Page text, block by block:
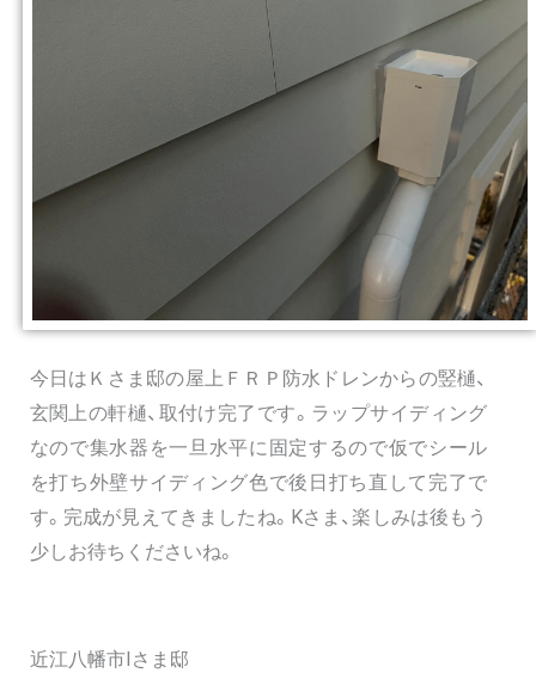
今日はＫさま邸の屋上ＦＲＰ防水ドレンからの竪樋、
玄関上の軒樋、取付け完了です。ラップサイディング
なので集水器を一旦水平に固定するので仮でシール
を打ち外壁サイディング色で後日打ち直して完了で
す。完成が見えてきましたね。Kさま 、楽しみは後もう
少しお待ちくださいね。
近江八幡市Iさま邸